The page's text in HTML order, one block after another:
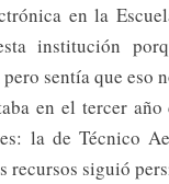
en la
institución
sentía que eso
en el tercer
la de Técnico
recursos siguió